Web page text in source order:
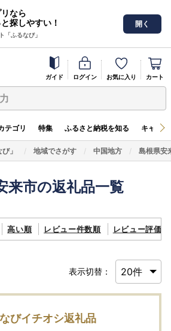
なら
探しやすい！
「ふるなび」
開く
ガイド ログイン お気に入り カート
テゴリ 特集 ふるさと納税を知る キャン
」 地域でさがす 中国地方 島根県安
来市の返礼品一覧
高い順 レビュー件数順 レビュー評価順
表示切替：
びイチオシ返礼品